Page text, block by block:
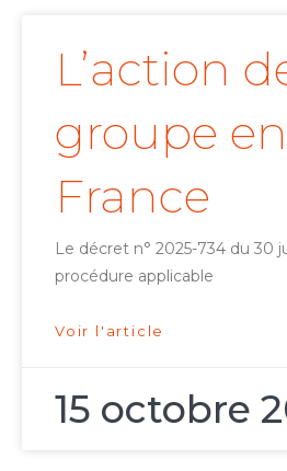
L’action
groupe en
France
Le décret n° 2025-734 du 30
procédure applicable
Voir l'article
15 octobre